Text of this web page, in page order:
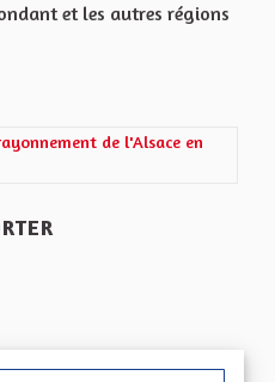
et les autres régions
La Culture, l'Education et le
de l'Alsace en